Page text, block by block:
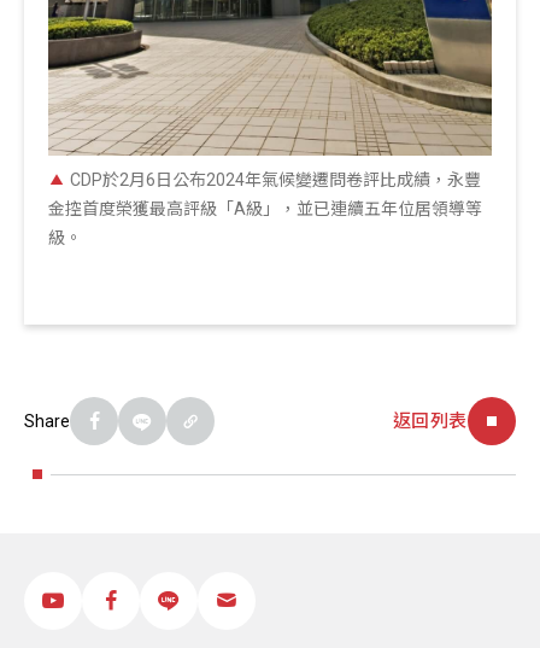
CDP於2月6日公布2024年氣候變遷問卷評比成績，永豐
金控首度榮獲最高評級「A級」，並已連續五年位居領導等
級。
Share 返回列表